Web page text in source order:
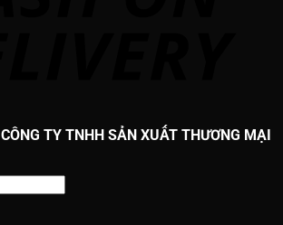
CÔNG TY TNHH SẢN XUẤT THƯƠNG MẠI